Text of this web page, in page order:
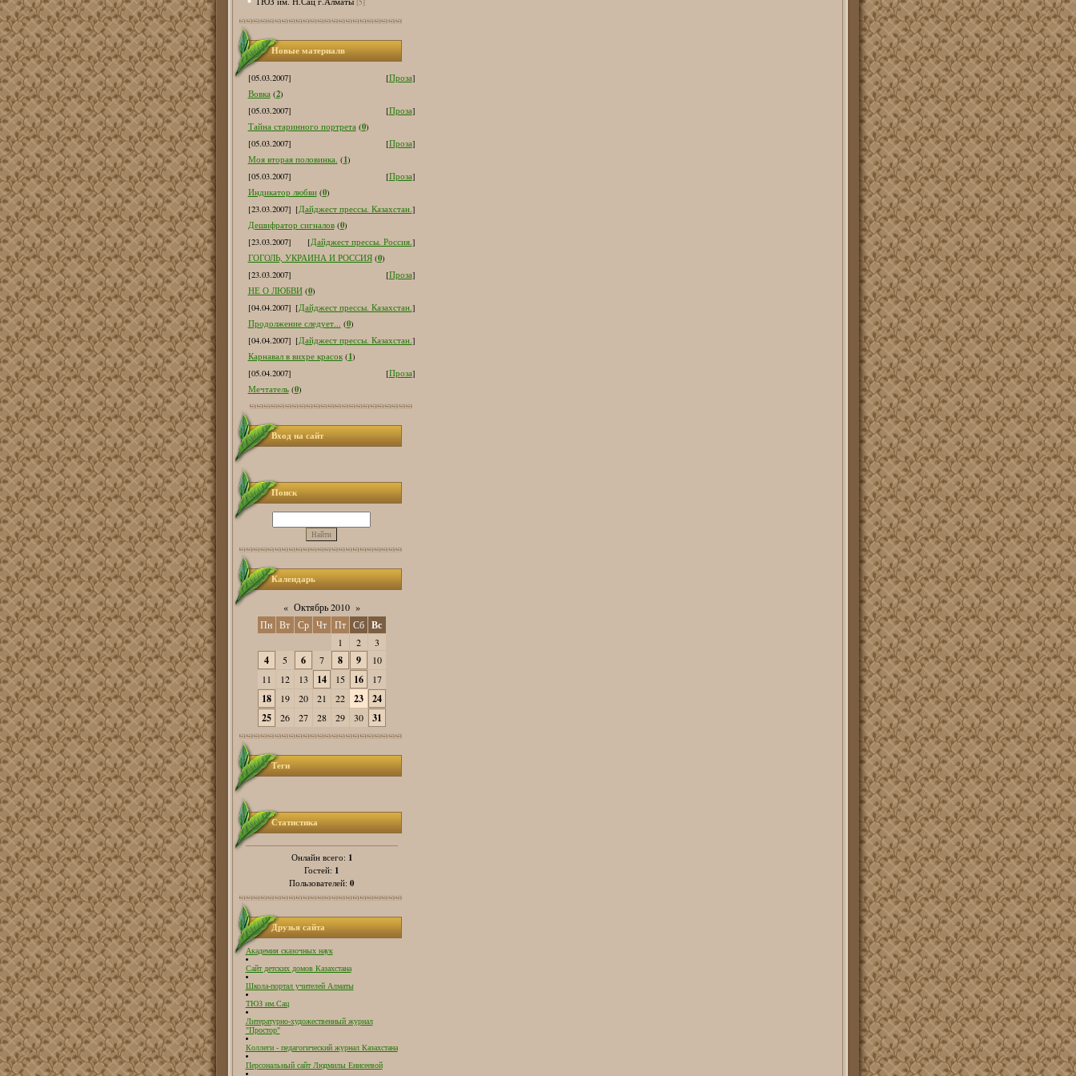
Новые материалв
[05.03.2007] [Проза]
Вовка (2)
[05.03.2007]
[Проза]
Тайна старинного портрета (0)
[05.03.2007]
[Проза]
Моя вторая половинка. (1)
[05.03.2007]
[Проза]
Индикатор любви (0)
[23.03.2007] [Дайджест прессы. Казахстан.]
Дешифратор сигналов (0)
[23.03.2007]
[Дайджест прессы. Россия.]
ГОГОЛЬ, УКРАИНА И РОССИЯ (0)
[23.03.2007]
[Проза]
НЕ О ЛЮБВИ (0)
[04.04.2007] [Дайджест прессы. Казахстан.]
Продолжение следует... (0)
[04.04.2007] [Дайджест прессы. Казахстан.]
Карнавал в вихре красок (1)
[05.04.2007]
[Проза]
Мечтатель (0)
Вход на сайт
Поиск
Календарь
« Октябрь 2010 »
Пн Вт Ср Чт Пт Сб Вс
1 2 3
4 5 6 7 8 9
10
11
12 13 14 15 16 17
18 19 20 21 22 23
24
25
26 27 28 29 30 31
Теги
Статистика
Онлайн всего: 1
Гостей: 1
Пользователей: 0
Друзья сайта
Академия сказочных наук
Сайт детских домов Казахстана
Школа-портал учителей Алматы
ТЮЗ им.Сац
Литературно-художественный журнал
"Простор"
Коллеги - педагогический журнал Казахстана
Персональный сайт Людмилы Енисеевой